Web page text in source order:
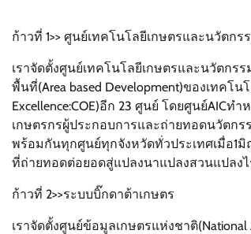
ก้าวที่ 1>> ศูนย์เทคโนโลยีเกษตรและนวัตกร
เราจัดตั้งศูนย์เทคโนโลยีเกษตรและนวัตกรร
พื้นที่(Area based Development)ของเทคโ
Excellence:COE)อีก 23 ศูนย์ โดยศูนย์AIC
เกษตรกรผู้ประกอบการและถ่ายทอดนวัตกร
พร้อมกันทุกศูนย์ทุกจังหวัดทั่วประเทศเมื่อ1
ที่ถ่ายทอดต่อยอดสู่แปลงนาแปลงสวนแปลง
ก้าวที่ 2>>ระบบบิ๊กดาต้าเกษตร
เราจัดตั้งศูนย์ข้อมูลเกษตรแห่งชาติ